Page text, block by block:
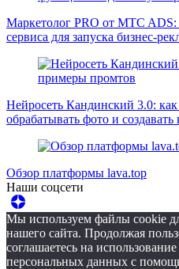
Маркетолог PRO от MTC
сервиса для запуска бизнес-
Нейросеть Кандинский 3.0: как
обрабатывать фото и создавать
Обзор платформы lava.top
Наши соцсети
Мы используем файлы cookie
нашего сайта. Продолжая
соглашаетесь на
персональных данных с